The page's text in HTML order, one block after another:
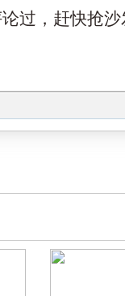
过，赶快抢沙